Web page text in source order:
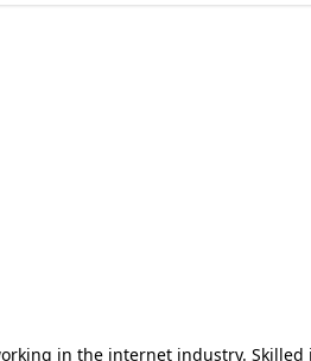
in the internet industry. Skilled